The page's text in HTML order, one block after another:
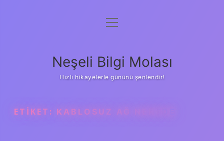
Anasayfa
Yasal Uyarı
menüyü
Neşeli Bilgi Molası
Hızlı hikayelerle gününü şenlendir!
ETIKET: KABLOSUZ AĞ NEREDE